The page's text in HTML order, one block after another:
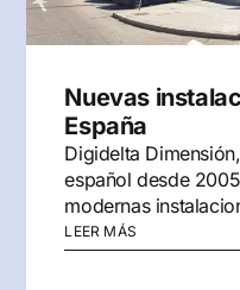
Nuevas
España
Digidelta
español desde
modernas
LEER MÁS